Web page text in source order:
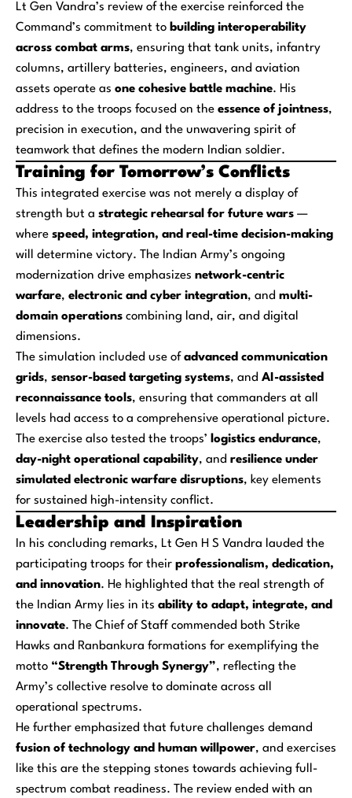
Lt Gen Vandra’s review of the exercise reinforced the
Command’s commitment to building interoperability
across combat arms, ensuring that tank units, infantry
columns, artillery batteries, engineers, and aviation
assets operate as one cohesive battle machine. His
address to the troops focused on the essence of jointness,
precision in execution, and the unwavering spirit of
teamwork that defines the modern Indian soldier.
Training for Tomorrow’s Conflicts
This integrated exercise was not merely a display of
strength but a strategic rehearsal for future wars —
where speed, integration, and real-time decision-making
will determine victory. The Indian Army’s ongoing
modernization drive emphasizes network-centric
warfare, electronic and cyber integration, and multi-
domain operations combining land, air, and digital
dimensions.
The simulation included use of advanced communication
grids, sensor-based targeting systems, and AI-assisted
reconnaissance tools, ensuring that commanders at all
levels had access to a comprehensive operational picture.
The exercise also tested the troops’ logistics endurance,
day-night operational capability, and resilience under
simulated electronic warfare disruptions, key elements
for sustained high-intensity conflict.
Leadership and Inspiration
In his concluding remarks, Lt Gen H S Vandra lauded the
participating troops for their professionalism, dedication,
and innovation. He highlighted that the real strength of
the Indian Army lies in its ability to adapt, integrate, and
innovate. The Chief of Staff commended both Strike
Hawks and Ranbankura formations for exemplifying the
motto “Strength Through Synergy”, reflecting the
Army’s collective resolve to dominate across all
operational spectrums.
He further emphasized that future challenges demand
fusion of technology and human willpower, and exercises
like this are the stepping stones towards achieving full-
spectrum combat readiness. The review ended with an